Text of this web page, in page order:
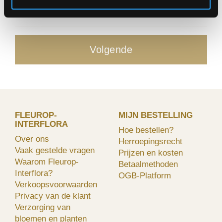
Volgende
FLEUROP-
INTERFLORA
Over ons
Vaak gestelde vragen
Waarom Fleurop-
Interflora?
Verkoopsvoorwaarden
Privacy van de klant
Verzorging van
bloemen en planten
MIJN BESTELLING
Hoe bestellen?
Herroepingsrecht
Prijzen en kosten
Betaalmethoden
OGB-Platform